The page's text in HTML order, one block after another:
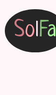
SolFa